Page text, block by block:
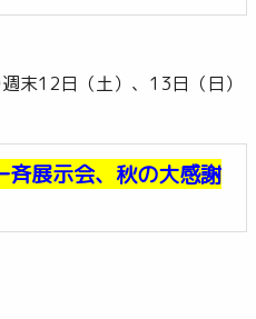
末12日（土）、13日（日）
斉展示会、秋の大感謝